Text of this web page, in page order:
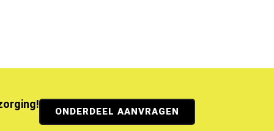
ONDERDEEL AANVRAGEN